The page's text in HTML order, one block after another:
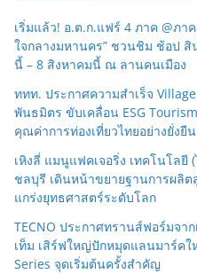
เริ่มแล้ว! อ.ต.ก.แฟร์ 4 ภาค @ภา
ใจกลางมหานคร” ชวนชิม ช้อป
นี้ – 8 สิงหาคมนี้ ณ ลานคนเมือง
ททท. ประกาศความสำเร็จ
พันธมิตร ขับเคลื่อน ESG
คุณค่าการท่องเที่ยวไทยอย่างยั่งยืน
เหิงลี่ แมนูแฟคเจอริ่ง เทคโนโลยี
ชลบุรี เดินหน้าขยายฐานการผลิต
แกร่งยุทธศาสตร์ระดับโลก
TECNO ประกาศทรานส์ฟอร์มจ
เท็ม เสิร์ฟใหญ่ปักหมุดแลนมาร์คใ
Series จุดเริ่มต้นครั้งสำคัญ